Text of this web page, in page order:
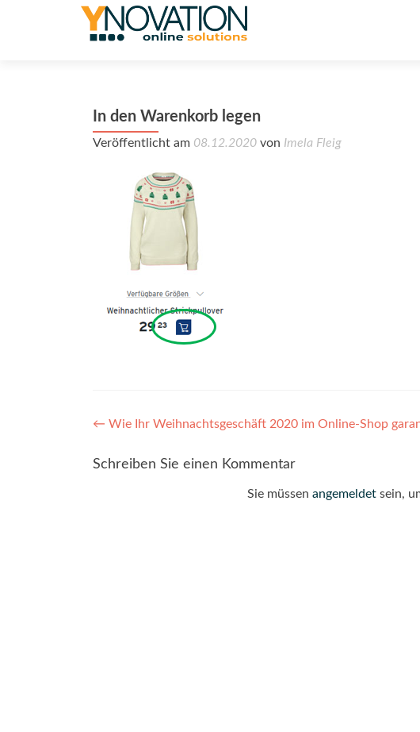
In den Warenkorb legen
Veröffentlicht am 08.12.2020 von Imela Fleig
Post
navigation
← Wie Ihr Weihnachtsgeschäft 2020 im Online-Shop
Schreiben Sie einen Kommentar
Sie müssen angemeldetsein,